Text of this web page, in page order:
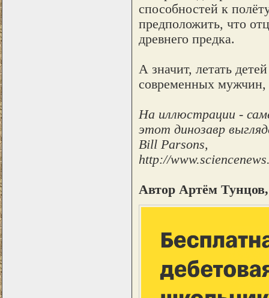
способностей к
предположить, что
древнего предка.
А значит, летать
современных мужчин,
На иллюстрации -
этот динозавр
Bill Parsons,
http://
Автор Артём